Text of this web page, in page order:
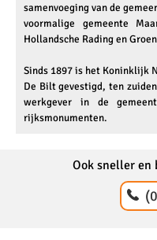
samenvoeging van de
voormalige gemeente
Hollandsche Rading en
Sinds 1897 is het Koninklijk
De Bilt gevestigd, ten
werkgever in de
rijksmonumenten.
Ook sneller en